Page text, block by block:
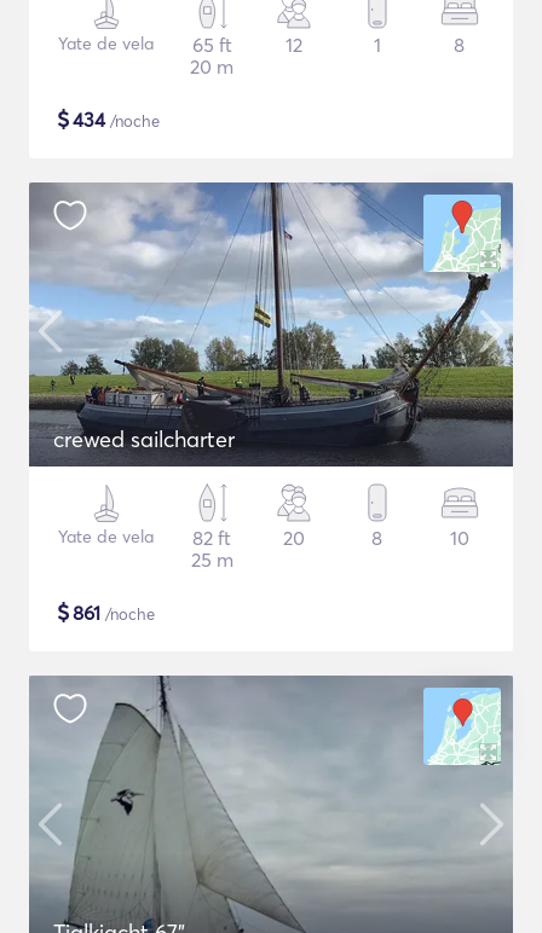
Yate de vela
65 ft
20 m
12 1 8
$434/noche
crewed sailcharter
Yate de vela
82 ft
25 m
20 8 10
$861 /noche